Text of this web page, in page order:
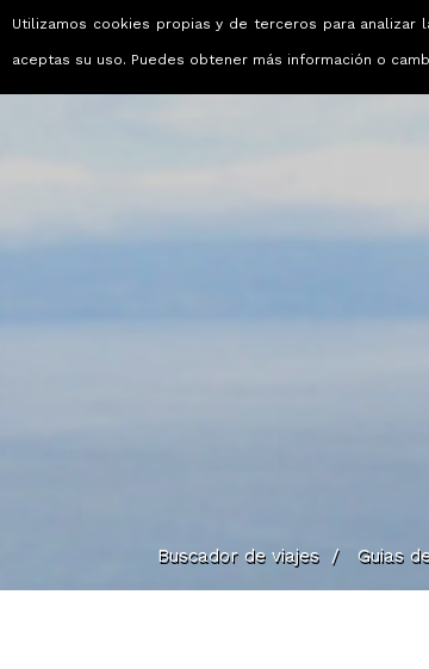
Viajes
Buscador de viajes / Guias
Utilizamos cookies propias y de terceros para analizar
aceptas su uso. Puedes obtener más información o